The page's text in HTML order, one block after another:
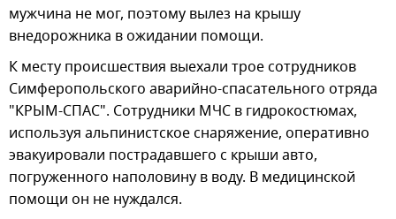
мужчина не мог, поэтому вылез на крышу
внедорожника в ожидании помощи.
К месту происшествия выехали трое сотрудников
Симферопольского аварийно-спасательного отряда
"КРЫМ-СПАС". Сотрудники МЧС в гидрокостюмах,
используя альпинистское снаряжение, оперативно
эвакуировали пострадавшего с крыши авто,
погруженного наполовину в воду. В медицинской
помощи он не нуждался.